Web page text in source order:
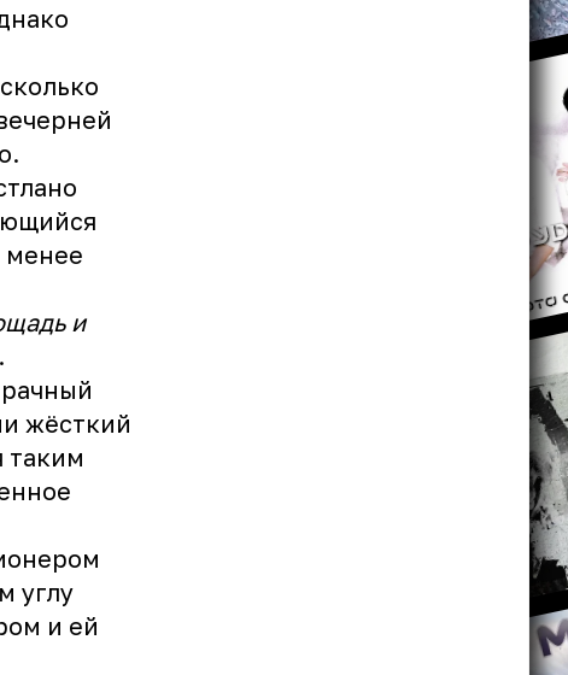
менее
и
жёсткий
таким
углу
и ей